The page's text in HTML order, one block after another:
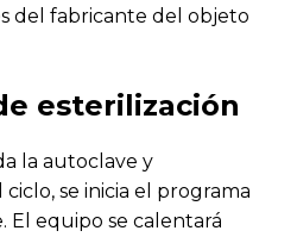
del fabricante del objeto
esterilización
la autoclave y
se inicia el programa
El equipo se calentará